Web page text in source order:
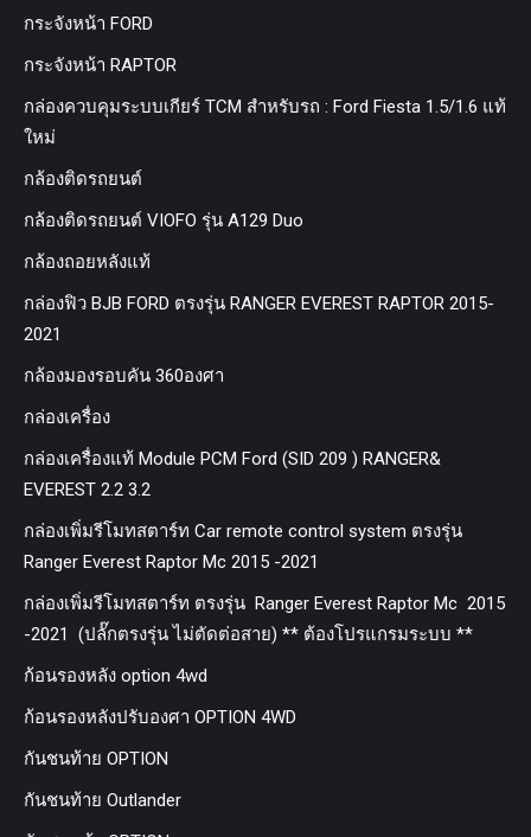
กระจังหน้า FORD
กระจังหน้า RAPTOR
กล่องควบคุมระบบเกียร์ TCM สำหรับรถ : Ford Fiesta 1.5/1.6 แท้
ใหม่
กล้องติดรถยนต์
กล้องติดรถยนต์ VIOFO รุ่น A129 Duo
กล้องถอยหลังแท้
กล่องฟิว BJB FORD ตรงรุ่น RANGER EVEREST RAPTOR 2015-
2021
กล้องมองรอบคัน 360องศา
กล่องเครื่อง
กล่องเครื่องแท้ Module PCM Ford (SID 209 ) RANGER&
EVEREST 2.2 3.2
กล่องเพิ่มรีโมทสตาร์ท Car remote control system ตรงรุ่น
Ranger Everest Raptor Mc 2015 -2021
กล่องเพิ่มรีโมทสตาร์ท ตรงรุ่น Ranger Everest Raptor Mc 2015
-2021 (ปลั๊กตรงรุ่น ไม่ตัดต่อสาย) ** ต้องโปรแกรมระบบ **
ก้อนรองหลัง option 4wd
ก้อนรองหลังปรับองศา OPTION 4WD
กันชนท้าย OPTION
กันชนท้าย Outlander